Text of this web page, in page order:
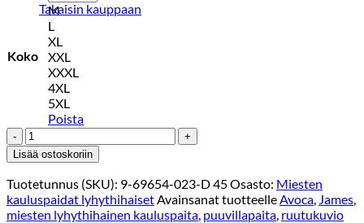
Takaisin kauppaan
Koko
M
L
XL
XXL
XXXL
4XL
5XL
Poista
JAMES
RUUTUPAITA
1/2
AVOCA
Keskisininen
määrä
Lisää ostoskoriin
Tuotetunnus (SKU): 9-69654-023-D 45Osasto: Miesten
kauluspaidat lyhythihaisetAvainsanat tuotteelleAvoca, James,
miesten lyhythihainen kauluspaita, puuvillapaita, ruutukuvio